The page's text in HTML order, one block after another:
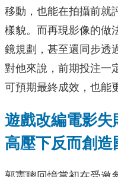
移動，也能在拍攝前就
樣貌。而再現影像的做
鏡規劃，甚至還同步透
對他來說，前期投注一
可預期最終成效，也能
遊戲改編電影
高壓下反而創